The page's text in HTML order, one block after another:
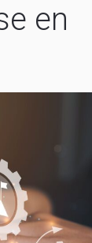
en